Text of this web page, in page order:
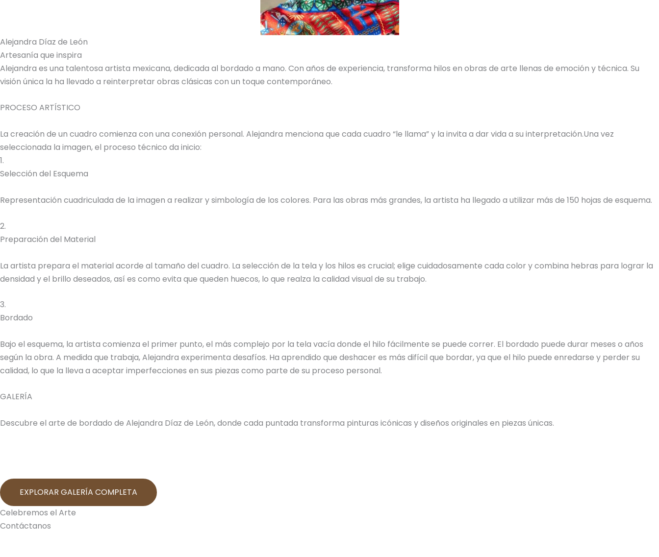
Alejandra Díaz de León
Artesanía que inspira
Alejandra es una talentosa artista mexicana, dedicada al bordado a mano. Con años de experiencia, transforma hilos en obras de arte llenas de emoción y técnica. Su
visión única la ha llevado a reinterpretar obras clásicas con un toque contemporáneo.
PROCESO ARTÍSTICO
La creación de un cuadro comienza con una conexión personal. Alejandra menciona que cada cuadro “le llama” y la invita a dar vida a su interpretación.Una vez
seleccionada la imagen, el proceso técnico da inicio:
1.
Selección del Esquema
Representación cuadriculada de la imagen a realizar y simbología de los colores. Para las obras más grandes, la artista ha llegado a utilizar más de 150 hojas de esquema.
2.
Preparación del Material
La artista prepara el material acorde al tamaño del cuadro. La selección de la tela y los hilos es crucial; elige cuidadosamente cada color y combina hebras para lograr la
densidad y el brillo deseados, así es como evita que queden huecos, lo que realza la calidad visual de su trabajo.
3.
Bordado
Bajo el esquema, la artista comienza el primer punto, el más complejo por la tela vacía donde el hilo fácilmente se puede correr. El bordado puede durar meses o años
según la obra. A medida que trabaja, Alejandra experimenta desafíos. Ha aprendido que deshacer es más difícil que bordar, ya que el hilo puede enredarse y perder su
calidad, lo que la lleva a aceptar imperfecciones en sus piezas como parte de su proceso personal.
GALERÍA
Descubre el arte de bordado de Alejandra Díaz de León, donde cada puntada transforma pinturas icónicas y diseños originales en piezas únicas.
EXPLORAR GALERÍA COMPLETA
Celebremos el Arte
Contáctanos